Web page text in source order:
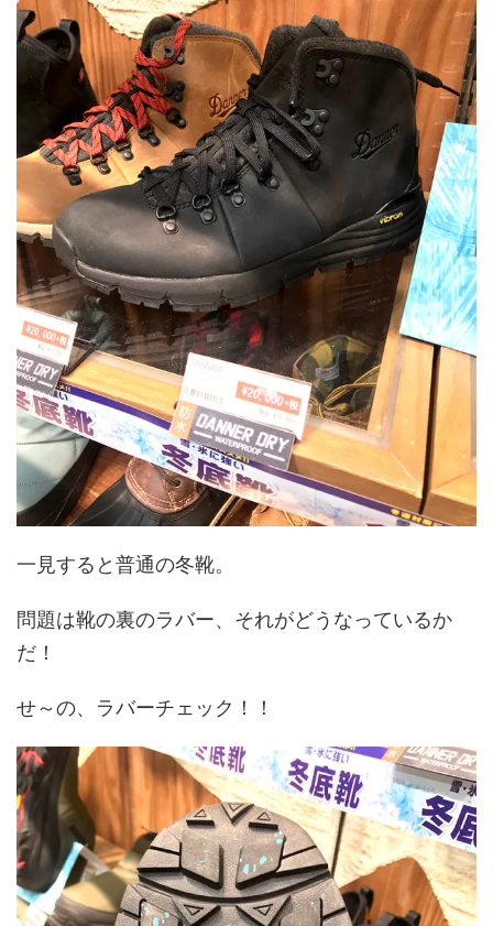
一見すると普通の冬靴。
問題は靴の裏のラバー、それがどうなっているか
だ！
せ～の、ラバーチェック！！